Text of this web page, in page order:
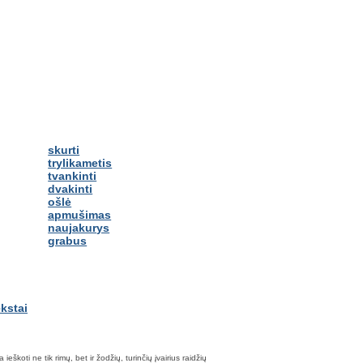
skurti
trylikametis
tvankinti
dvakinti
ošlė
apmušimas
naujakurys
grabus
ne tik rimų, bet ir žodžių, turinčių įvairius raidžių